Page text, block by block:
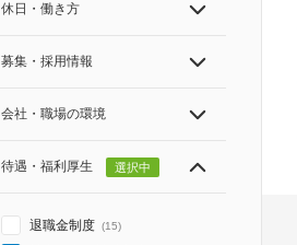
休日・働き方
募集・採用情報
会社・職場の環境
待遇・福利厚生 選択中
退職金制度 (15)